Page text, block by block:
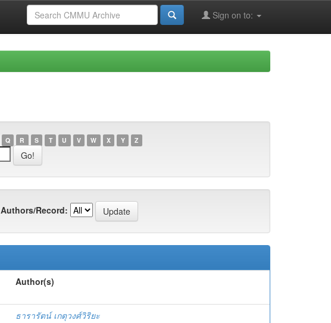
Sign on to:
Q R S T U V W X Y Z
Authors/Record:
Author(s)
ธารารัตน์ เกตุวงศ์วิริยะ